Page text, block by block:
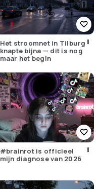
Het stroomnet in Tilburg
knapte bijna — dit is nog
maar het begin
#brainrot is officieel
mijn diagnose van 2026